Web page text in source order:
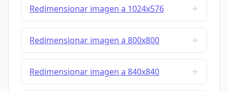
Redimensionar imagen a 1024x576
Redimensionar imagen a 800x800
Redimensionar imagen a 840x840